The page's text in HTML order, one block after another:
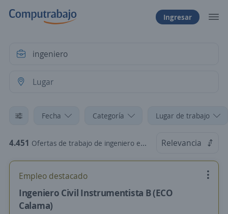
Ingresar
Fecha Categoría Lugar de trabajo
4.451 Ofertas de trabajo de ingeniero en Chile Relevancia
Empleo destacado
Ingeniero Civil Instrumentista B (ECO
Calama)